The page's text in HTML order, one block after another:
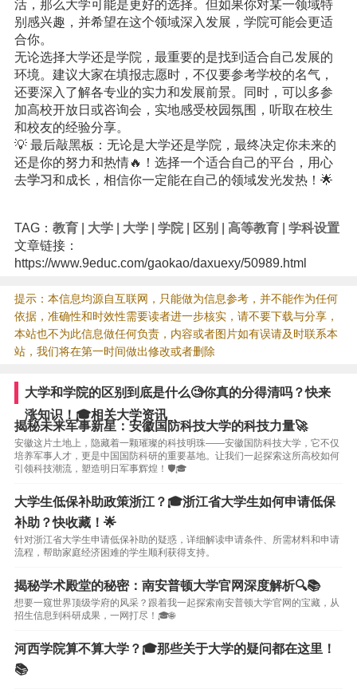
活，那么大学可能是更好的选择。但如果你对某一领域特
别感兴趣，并希望在这个领域深入发展，学院可能会更适
合你。
无论选择大学还是学院，最重要的是找到适合自己发展的
环境。建议大家在填报志愿时，不仅要参考学校的名气，
还要深入了解各专业的实力和发展前景。同时，可以多参
加高校开放日或咨询会，实地感受校园氛围，听取在校生
和校友的经验分享。
💡 最后敲黑板：无论是大学还是学院，最终决定你未来的
还是你的努力和热情🔥！选择一个适合自己的平台，用心
去学习和成长，相信你一定能在自己的领域发光发热！🌟
TAG： 教育| 大学| 大学| 学院| 区别 高等教育| 学科设置
文章链接：
https://www.9educ.com/gaokao/daxuexy/50989.html
提示：本信息均源自互联网，只能做为信息参考，并不能作为任何
依据，准确性和时效性需要读者进一步核实，请不要下载与分享，
本站也不为此信息做任何负责，内容或者图片如有误请及时联系本
站，我们将在第一时间做出修改或者删除
大学和学院的区别到底是什么🧐你真的分得清吗？快来
涨知识！🎓相关大学资讯
揭秘未来军事新星：安徽国防科技大学的科技力量🚀
安徽这片土地上，隐藏着一颗璀璨的科技明珠——安徽国防科技大学，它不仅
培养军事人才，更是中国国防科研的重要基地。让我们一起探索这所高校如何
引领科技潮流，塑造明日军事辉煌！🛡️🎓
大学生低保补助政策浙江？🎓浙江省大学生如何申请低保
补助？快收藏！🌟
针对浙江省大学生申请低保补助的疑惑，详细解读申请条件、所需材料和申请
流程，帮助家庭经济困难的学生顺利获得支持。
揭秘学术殿堂的秘密：南安普顿大学官网深度解析🔍📚
想要一窥世界顶级学府的风采？跟着我一起探索南安普顿大学官网的宝藏，从
招生信息到科研成果，一网打尽！🎓🌐
河西学院算不算大学？🎓那些关于大学的疑问都在这里！
📚